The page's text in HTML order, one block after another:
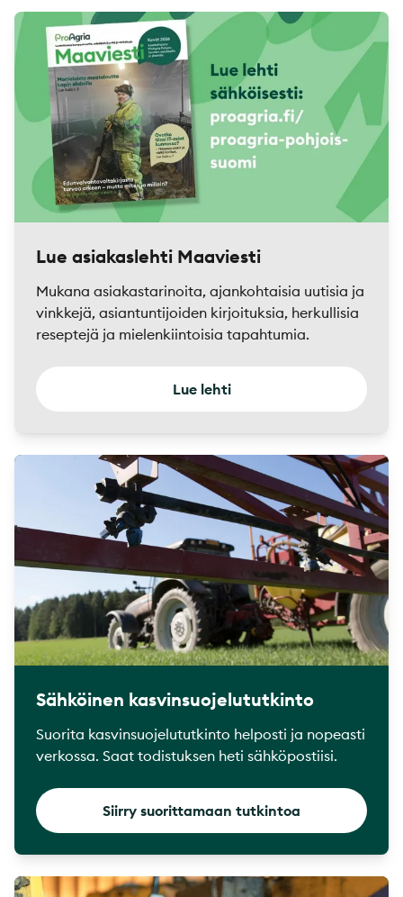
Lue asiakaslehti Maaviesti
Mukana asiakastarinoita, ajankohtaisia uutisia ja
vinkkejä, asiantuntijoiden kirjoituksia, herkullisia
reseptejä ja mielenkiintoisia tapahtumia.
Lue lehti
Sähköinen kasvinsuojelututkinto
Suorita kasvinsuojelututkinto helposti ja nopeasti
verkossa. Saat todistuksen heti sähköpostiisi.
Siirry suorittamaan tutkintoa